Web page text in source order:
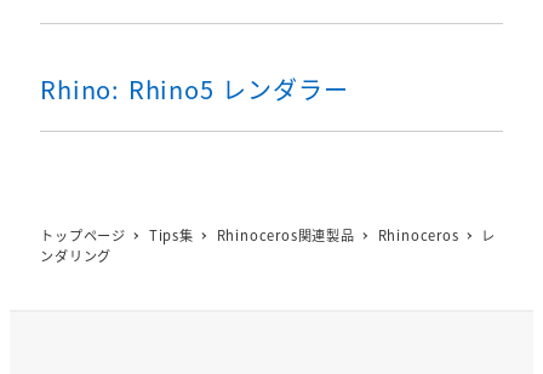
Rhino: Rhino5 レンダラー
トップページ Tips集 Rhinoceros関連製品 Rhinoceros
レ
ンダリング